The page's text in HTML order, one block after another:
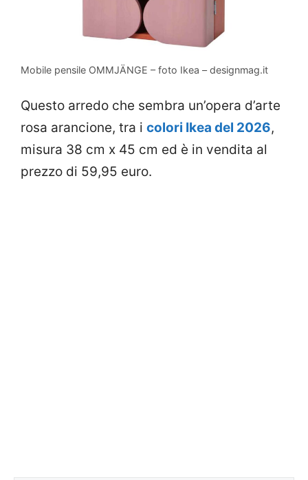
Mobile pensile OMMJÄNGE – foto Ikea – designmag.it
Questo arredo che sembra un’opera d’arte
rosa arancione, tra i colori Ikea del 2026,
misura 38 cm x 45 cm ed è in vendita al
prezzo di 59,95 euro.